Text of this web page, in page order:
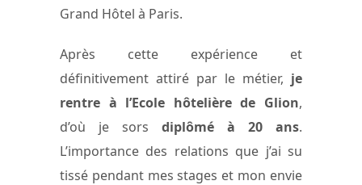
Grand Hôtel à Paris.
Après cette expérience et
définitivement attiré par le métier, je
rentre à l’Ecole hôtelière de Glion,
d’où je sors diplômé à 20 ans.
L’importance des relations que j’ai su
tissé pendant mes stages et mon envie